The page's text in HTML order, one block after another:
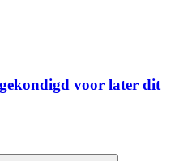
voor later dit